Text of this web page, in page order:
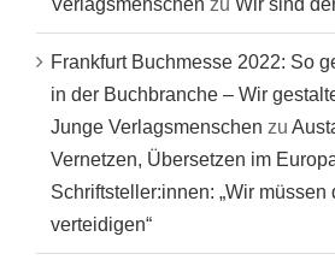
Verlagsmenschen zu Wir sind
Frankfurt Buchmesse 2022: So
in der Buchbranche – Wir
Junge Verlagsmenschen zu
Vernetzen, Übersetzen im
Schriftsteller:innen: „Wir müssen
verteidigen“